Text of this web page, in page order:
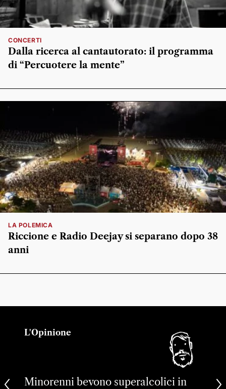
CONCERTI
Dalla ricerca al cantautorato: il programma
di “Percuotere la mente”
LA POLEMICA
Riccione e Radio Deejay si separano dopo 38
anni
L'Opinione
Minorenni bevono superalcolici in